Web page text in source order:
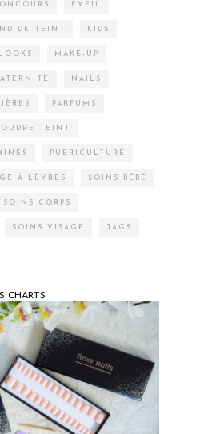
EVEIL
DE TEINT KIDS
LOOKS MAKE-UP
NAILS
PARFUMS
TEINT
PUÉRICULTURE
À LÈVRES SOINS BÉBÉ
SOINS CORPS
SOINS VISAGE TAGS
CHARTS